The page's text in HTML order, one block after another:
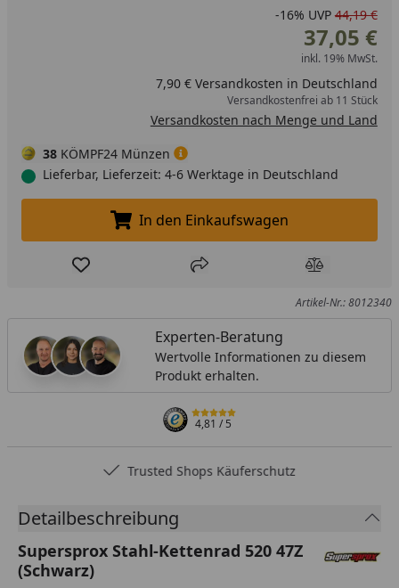
-16% UVP 44,19 €
37,05 €
inkl. 19% MwSt.
7,90 € Versandkosten in Deutschland
Versandkostenfrei ab 11 Stück
Versandkosten nach Menge und Land
38 KÖMPF24 Münzen
Lieferbar, Lieferzeit: 4-6 Werktage in Deutschland
In den Einkaufswagen legen
In den Einkaufswagen
Produkt zur Wunschliste hinzufügen
Teilen Produkt
Artikel-Nr.: 8012340
Experten-Beratung
Wertvolle Informationen zu diesem
Produkt erhalten.
4,81/ 5
Trusted Shops Käuferschutz
Detailbeschreibung
Supersprox Stahl-Kettenrad 520 47Z
(Schwarz)